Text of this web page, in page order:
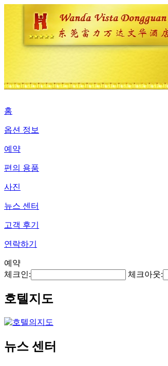
홈
옵션 정보
예약
편의 용품
사진
뉴스 센터
고객 후기
연락하기
예약
체크인:
체크아웃:
호텔지도
뉴스 센터